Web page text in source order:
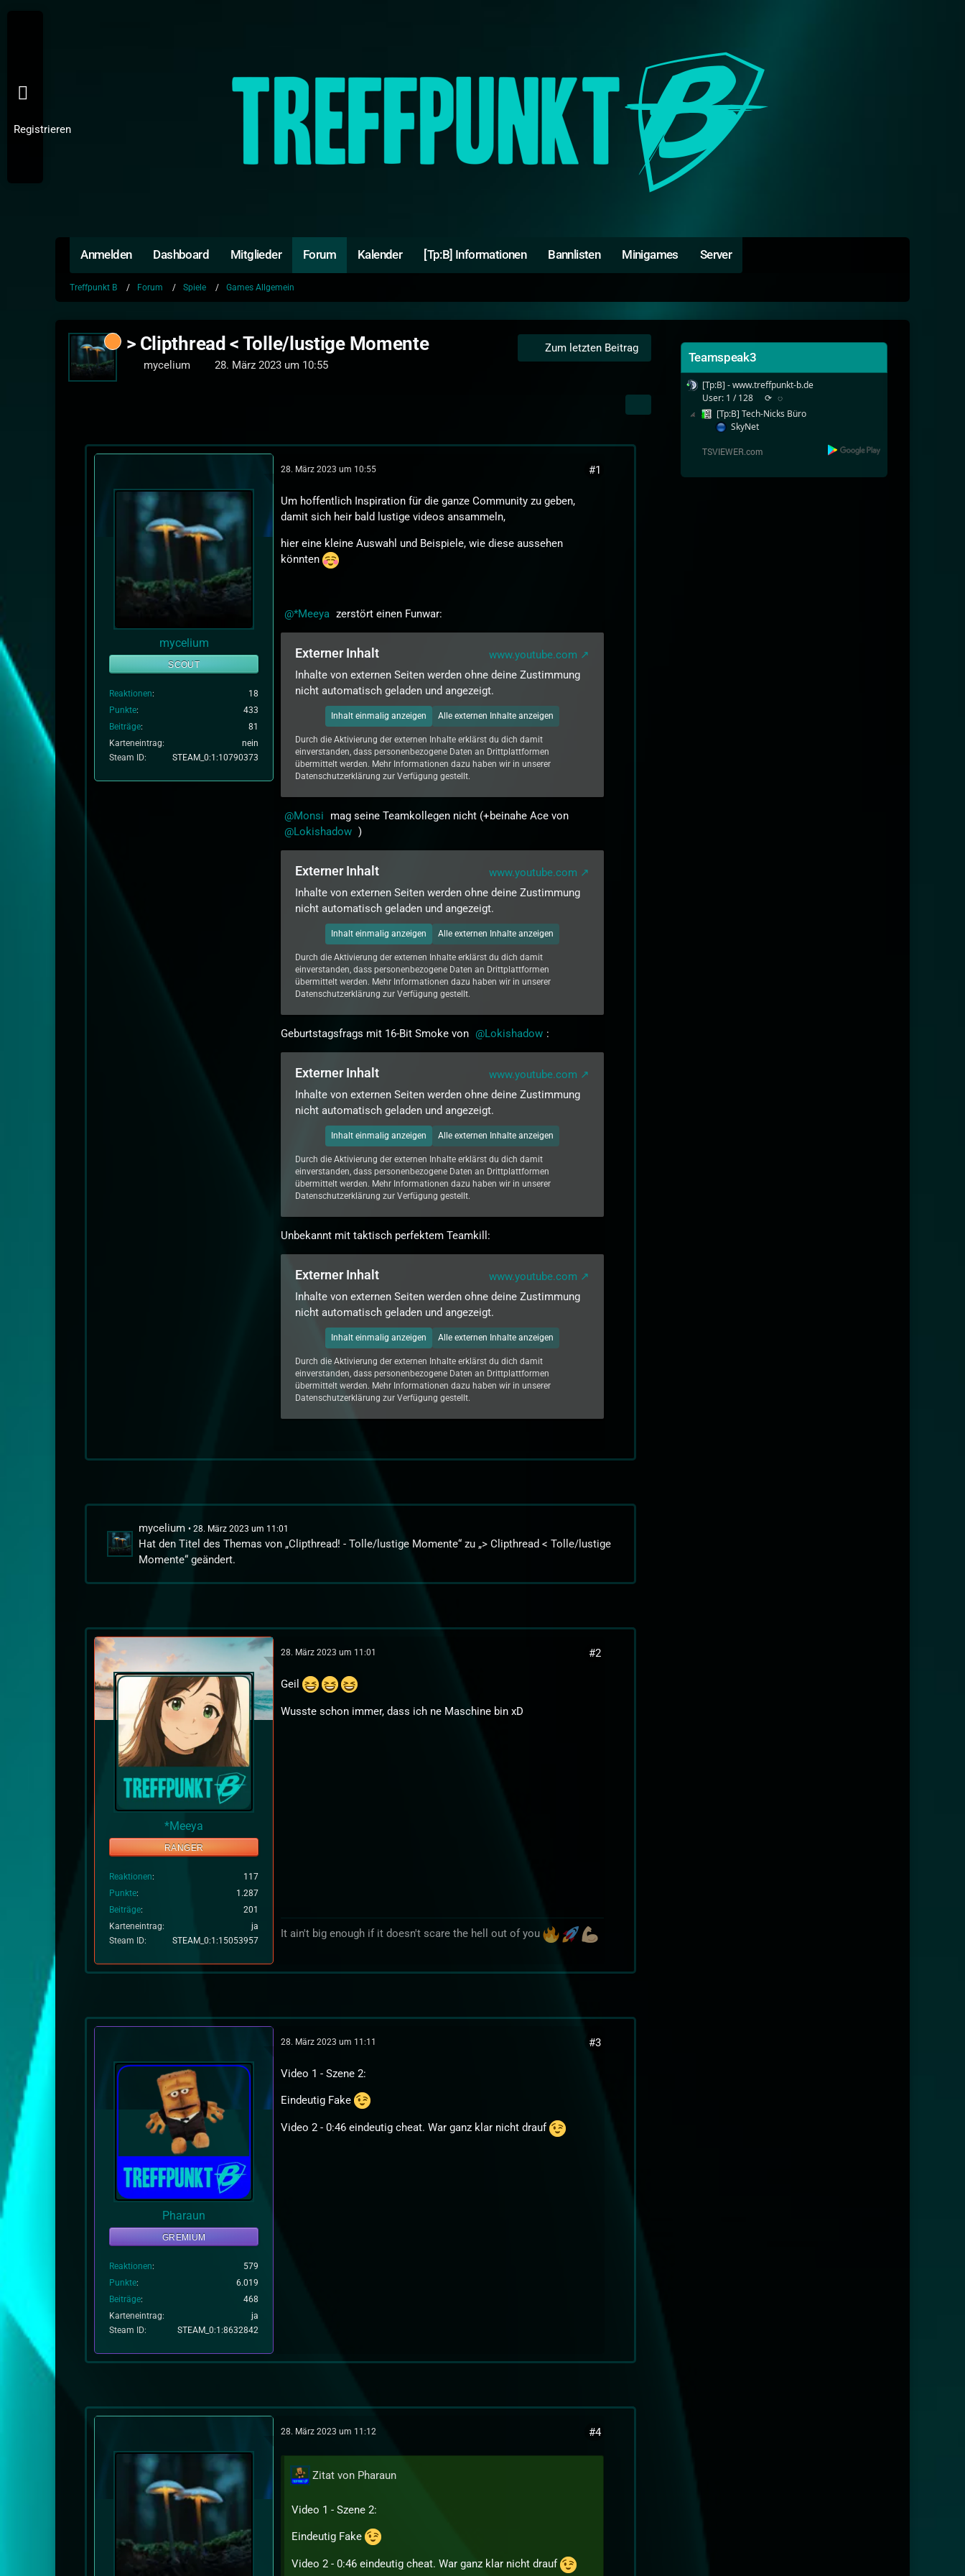
Anmelden Dashboard Mitglieder Forum Kalender [Tp:B] Informationen Bannlisten Minigames Server
Registrieren
Treffpunkt B Forum Spiele Games Allgemein
> Clipthread < Tolle/lustige Momente
mycelium 28. März 2023 um 10:55
Zum letzten Beitrag
mycelium
SCOUT
Reaktionen
18
Punkte
433
Beiträge
81
Karteneintrag
nein
Steam ID
STEAM_0:1:10790373
28. März 2023 um 10:55 #1
Um hoffentlich Inspiration für die ganze Community zu geben,
damit sich heir bald lustige videos ansammeln,
hier eine kleine Auswahl und Beispiele, wie diese aussehen
könnten
*Meeya zerstört einen Funwar:
Externer Inhalt
www.youtube.com
Inhalte von externen Seiten werden ohne deine Zustimmung
nicht automatisch geladen und angezeigt.
Inhalt einmalig anzeigen Alle externen Inhalte anzeigen
Durch die Aktivierung der externen Inhalte erklärst du dich damit
einverstanden, dass personenbezogene Daten an Drittplattformen
übermittelt werden. Mehr Informationen dazu haben wir in unserer
Datenschutzerklärung zur Verfügung gestellt.
Monsi
mag seine Teamkollegen nicht (+beinahe Ace von
Lokishadow )
Externer Inhalt
www.youtube.com
Inhalte von externen Seiten werden ohne deine Zustimmung
nicht automatisch geladen und angezeigt.
Inhalt einmalig anzeigen Alle externen Inhalte anzeigen
Durch die Aktivierung der externen Inhalte erklärst du dich damit
einverstanden, dass personenbezogene Daten an Drittplattformen
übermittelt werden. Mehr Informationen dazu haben wir in unserer
Datenschutzerklärung zur Verfügung gestellt.
Geburtstagsfrags mit 16-Bit Smoke von Lokishadow :
Externer Inhalt
www.youtube.com
Inhalte von externen Seiten werden ohne deine Zustimmung
nicht automatisch geladen und angezeigt.
Inhalt einmalig anzeigen Alle externen Inhalte anzeigen
Durch die Aktivierung der externen Inhalte erklärst du dich damit
einverstanden, dass personenbezogene Daten an Drittplattformen
übermittelt werden. Mehr Informationen dazu haben wir in unserer
Datenschutzerklärung zur Verfügung gestellt.
Unbekannt mit taktisch perfektem Teamkill:
Externer Inhalt
www.youtube.com
Inhalte von externen Seiten werden ohne deine Zustimmung
nicht automatisch geladen und angezeigt.
Inhalt einmalig anzeigen Alle externen Inhalte anzeigen
Durch die Aktivierung der externen Inhalte erklärst du dich damit
einverstanden, dass personenbezogene Daten an Drittplattformen
übermittelt werden. Mehr Informationen dazu haben wir in unserer
Datenschutzerklärung zur Verfügung gestellt.
mycelium 28. März 2023 um 11:01
Hat den Titel des Themas von „Clipthread! - Tolle/lustige Momente“ zu „> Clipthread < Tolle/lustige
Momente“ geändert.
*Meeya
RANGER
Reaktionen
117
Punkte
1.287
Beiträge
201
Karteneintrag
ja
Steam ID
STEAM_0:1:15053957
28. März 2023 um 11:01 #2
Geil
Wusste schon immer, dass ich ne Maschine bin xD
It ain't big enough if it doesn't scare the hell out of you
Pharaun
GREMIUM
Reaktionen
579
Punkte
6.019
Beiträge
468
Karteneintrag
ja
Steam ID
STEAM_0:1:8632842
28. März 2023 um 11:11 #3
Video 1 - Szene 2:
Eindeutig Fake
Video 2 - 0:46 eindeutig cheat. War ganz klar nicht drauf
28. März 2023 um 11:12 #4
Zitat von Pharaun
Video 1 - Szene 2:
Eindeutig Fake
Video 2 - 0:46 eindeutig cheat. War ganz klar nicht drauf
Teamspeak3
[Tp:B] - www.treffpunkt-b.de
User: 1 / 128
⟳ ◌
[Tp:B] Tech-Nicks Büro
SkyNet